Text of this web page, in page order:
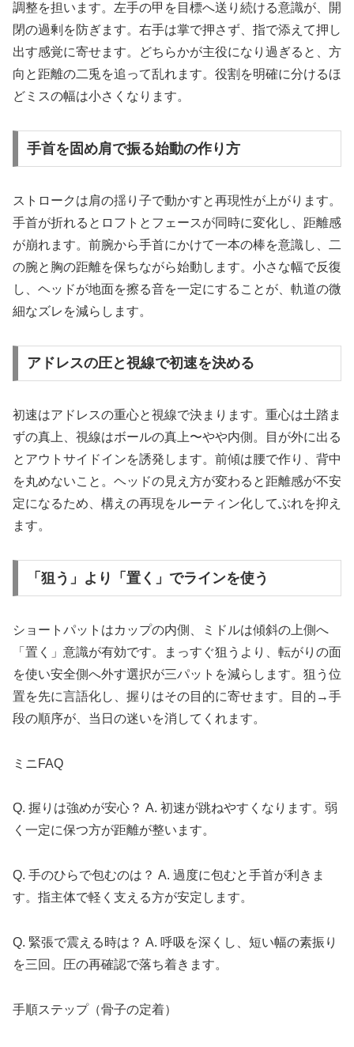
調整を担います。左手の甲を目標へ送り続ける意識が、開
閉の過剰を防ぎます。右手は掌で押さず、指で添えて押し
出す感覚に寄せます。どちらかが主役になり過ぎると、方
向と距離の二兎を追って乱れます。役割を明確に分けるほ
どミスの幅は小さくなります。
手首を固め肩で振る始動の作り方
ストロークは肩の揺り子で動かすと再現性が上がります。
手首が折れるとロフトとフェースが同時に変化し、距離感
が崩れます。前腕から手首にかけて一本の棒を意識し、二
の腕と胸の距離を保ちながら始動します。小さな幅で反復
し、ヘッドが地面を擦る音を一定にすることが、軌道の微
細なズレを減らします。
アドレスの圧と視線で初速を決める
初速はアドレスの重心と視線で決まります。重心は土踏ま
ずの真上、視線はボールの真上〜やや内側。目が外に出る
とアウトサイドインを誘発します。前傾は腰で作り、背中
を丸めないこと。ヘッドの見え方が変わると距離感が不安
定になるため、構えの再現をルーティン化してぶれを抑え
ます。
「狙う」より「置く」でラインを使う
ショートパットはカップの内側、ミドルは傾斜の上側へ
「置く」意識が有効です。まっすぐ狙うより、転がりの面
を使い安全側へ外す選択が三パットを減らします。狙う位
置を先に言語化し、握りはその目的に寄せます。目的→手
段の順序が、当日の迷いを消してくれます。
ミニFAQ
Q. 握りは強めが安心？ A. 初速が跳ねやすくなります。弱
く一定に保つ方が距離が整います。
Q. 手のひらで包むのは？ A. 過度に包むと手首が利きま
す。指主体で軽く支える方が安定します。
Q. 緊張で震える時は？ A. 呼吸を深くし、短い幅の素振り
を三回。圧の再確認で落ち着きます。
手順ステップ（骨子の定着）